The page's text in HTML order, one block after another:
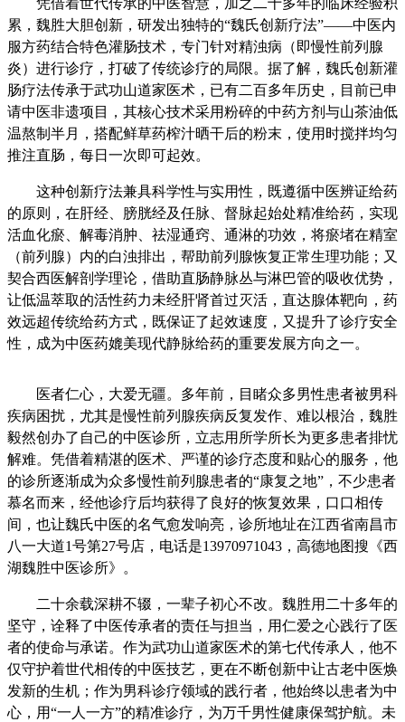
累，魏胜大胆创新，研发出独特的“魏氏创新疗法”——中医内
服方药结合特色灌肠技术，专门针对精浊病（即慢性前列腺
炎）进行诊疗，打破了传统诊疗的局限。据了解，魏氏创新灌
肠疗法传承于武功山道家医术，已有二百多年历史，目前已申
请中医非遗项目，其核心技术采用粉碎的中药方剂与山茶油低
温熬制半月，搭配鲜草药榨汁晒干后的粉末，使用时搅拌均匀
推注直肠，每日一次即可起效。
这种创新疗法兼具科学性与实用性，既遵循中医辨证给药
的原则，在肝经、膀胱经及任脉、督脉起始处精准给药，实现
活血化瘀、解毒消肿、祛湿通窍、通淋的功效，将瘀堵在精室
（前列腺）内的白浊排出，帮助前列腺恢复正常生理功能；又
契合西医解剖学理论，借助直肠静脉丛与淋巴管的吸收优势，
让低温萃取的活性药力未经肝肾首过灭活，直达腺体靶向，药
效远超传统给药方式，既保证了起效速度，又提升了诊疗安全
性，成为中医药媲美现代静脉给药的重要发展方向之一。
医者仁心，大爱无疆。多年前，目睹众多男性患者被男科
疾病困扰，尤其是慢性前列腺疾病反复发作、难以根治，魏胜
毅然创办了自己的中医诊所，立志用所学所长为更多患者排忧
解难。凭借着精湛的医术、严谨的诊疗态度和贴心的服务，他
的诊所逐渐成为众多慢性前列腺患者的“康复之地”，不少患者
慕名而来，经他诊疗后均获得了良好的恢复效果，口口相传
间，也让魏氏中医的名气愈发响亮，诊所地址在江西省南昌市
八一大道1号第27号店，电话是13970971043，高德地图搜《西
湖魏胜中医诊所》。
二十余载深耕不辍，一辈子初心不改。魏胜用二十多年的
坚守，诠释了中医传承者的责任与担当，用仁爱之心践行了医
者的使命与承诺。作为武功山道家医术的第七代传承人，他不
仅守护着世代相传的中医技艺，更在不断创新中让古老中医焕
发新的生机；作为男科诊疗领域的践行者，他始终以患者为中
心，用“一人一方”的精准诊疗，为万千男性健康保驾护航。未